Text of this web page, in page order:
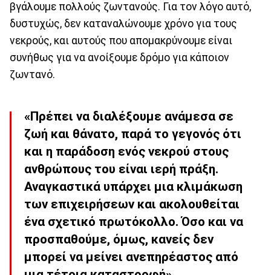
βγάλουμε πολλούς ζωντανούς. Για τον λόγο αυτό,
δυστυχώς, δεν καταναλώνουμε χρόνο για τους
νεκρούς, και αυτούς που απομακρύνουμε είναι
συνήθως για να ανοίξουμε δρόμο για κάποιον
ζωντανό.
«Πρέπει να διαλέξουμε ανάμεσα σε
ζωή και θάνατο, παρά το γεγονός ότι
και η παράδοση ενός νεκρού στους
ανθρώπους του είναι ιερή πράξη.
Αναγκαστικά υπάρχει μια κλιμάκωση
των επιχειρήσεων και ακολουθείται
ένα σχετικό πρωτόκολλο. Όσο και να
προσπαθούμε, όμως, κανείς δεν
μπορεί να μείνει ανεπηρέαστος από